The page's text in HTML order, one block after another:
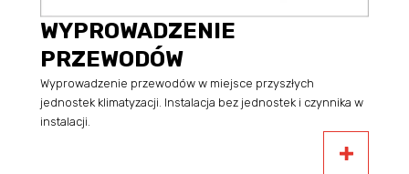
WYPROWADZENIE
PRZEWODÓW
Wyprowadzenie przewodów w miejsce przyszłych
jednostek klimatyzacji. Instalacja bez jednostek i czynnika w
instalacji.